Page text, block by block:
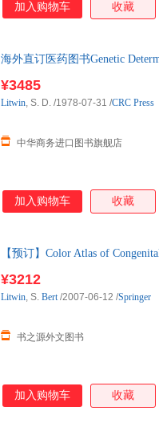
加入购物车 收藏
海外直订医药图书Genetic
¥3485
中华商务进口图书旗舰店
Litwin, S. D. /1978-07-31 /CRC Press
加入购物车 收藏
【预订】Color Atlas of
¥3212
书之源外文图书
Litwin, S. Bert/2007-06-12 /Springer
加入购物车 收藏